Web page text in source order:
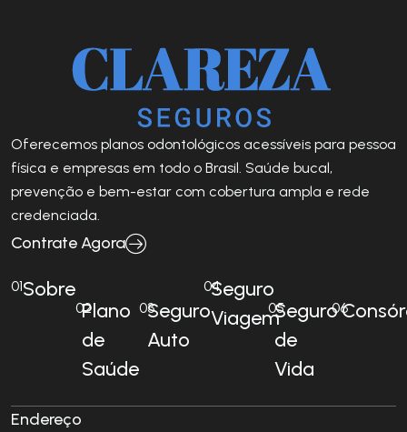
Oferecemos planos odontológicos acessíveis para pessoa
física e empresas em todo o Brasil. Saúde bucal,
prevenção e bem-estar com cobertura ampla e rede
credenciada.
Contrate Agora
01Sobre
02Plano
de
Saúde
03Seguro
Auto
04Seguro
Viagem
05Seguro
de
Vida
06
Endereço